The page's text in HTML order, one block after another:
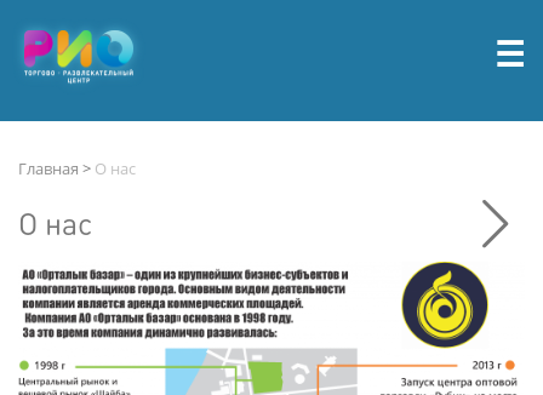
☰
Главная О нас
О нас